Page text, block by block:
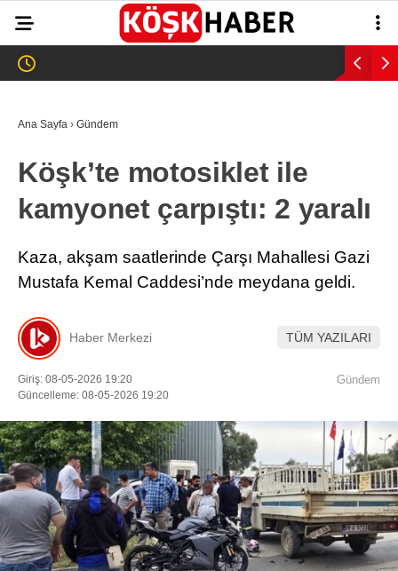
WhatsApp İhbar
Hattı
Facebook
Youtube
29°
ASAYİŞ
EĞİTİM
SAĞLIK
EKONOMİ
SPOR
VEFAT
Ana Sayfa › Gündem
Köşk’te motosiklet ile
kamyonet çarpıştı: 2 yaralı
Kaza, akşam saatlerinde Çarşı Mahallesi Gazi
Mustafa Kemal Caddesi’nde meydana geldi.
Haber Merkezi TÜM YAZILARI
Giriş: 08-05-2026 19:20
Güncelleme: 08-05-2026 19:20
Gündem